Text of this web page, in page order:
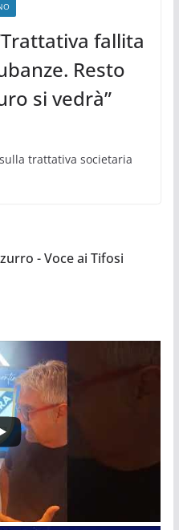
fallita
Resto
si vedrà”
trattativa societaria
- Voce ai Tifosi